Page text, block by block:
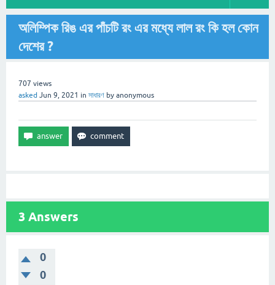
অলিম্পিক রিঙ এর পাঁচটি রং এর মধ্যে লাল রং কি হল কোন
দেশের ?
707 views
asked Jun 9, 2021 in সাধারণ by anonymous
3 Answers
0
0